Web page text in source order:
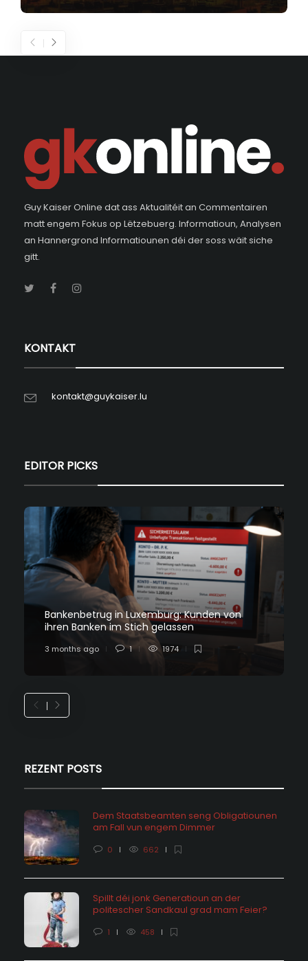
Guy Kaiser Online dat ass Aktualitéit an Commentairen
matt engem Fokus op Lëtzebuerg. Informatioun, Analysen
an Hannergrond Informatiounen déi der soss wäit siche
gitt.
KONTAKT
kontakt@guykaiser.lu
EDITOR PICKS
Bankenbetrug in Luxemburg: Kunden von
ihren Banken im Stich gelassen
3 months ago 1 1974
REZENT POSTS
Dem Staatsbeamten seng Obligatiounen
am Fall vun engem Dimmer
0 662
Spillt déi jonk Generatioun an der
politescher Sandkaul grad mam Feier?
1 458